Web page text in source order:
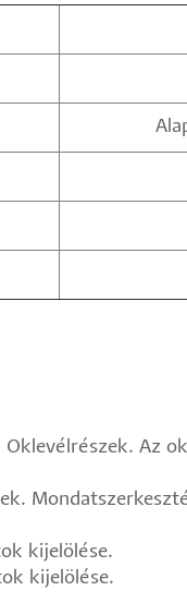
Az
kijelölése.
kijelölése.